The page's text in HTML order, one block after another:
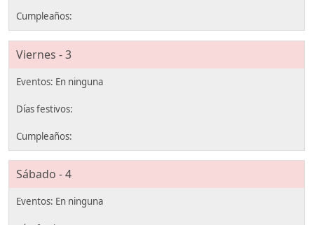
Viernes - 3
Sábado - 4